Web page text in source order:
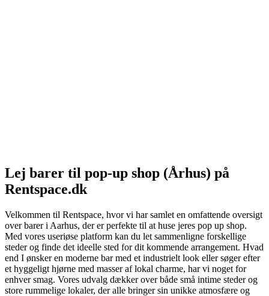
Lej barer til pop-up shop (Århus) på
Rentspace.dk
Velkommen til Rentspace, hvor vi har samlet en omfattende oversigt
over barer i Aarhus, der er perfekte til at huse jeres pop up shop.
Med vores useriøse platform kan du let sammenligne forskellige
steder og finde det ideelle sted for dit kommende arrangement. Hvad
end I ønsker en moderne bar med et industrielt look eller søger efter
et hyggeligt hjørne med masser af lokal charme, har vi noget for
enhver smag. Vores udvalg dækker over både små intime steder og
store rummelige lokaler, der alle bringer sin unikke atmosfære og